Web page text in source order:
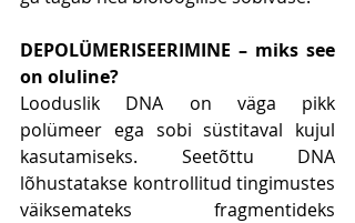
DEPOLÜMERISEERIMINE – miks see
on oluline?
Looduslik DNA on väga pikk
polümeer ega sobi süstitaval kujul
kasutamiseks. Seetõttu DNA
lõhustatakse kontrollitud tingimustes
väiksemateks fragmentideks